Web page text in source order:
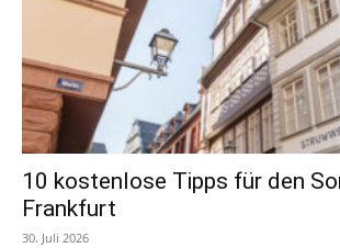
10 kostenlose Tipps für den
Frankfurt
30. Juli 2026